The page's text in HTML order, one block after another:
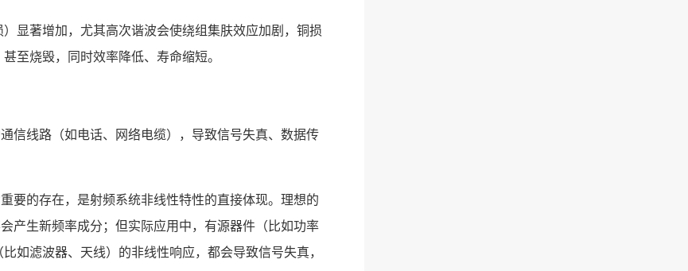
显著增加，尤其高次谐波会使绕组集肤效应加剧，铜损
至烧毁，同时效率降低、寿命缩短。
信线路（如电话、网络电缆），导致信号失真、数据传
要的存在，是射频系统非线性特性的直接体现。理想的
产生新频率成分；但实际应用中，有源器件（比如功率
如滤波器、天线）的非线性响应，都会导致信号失真，